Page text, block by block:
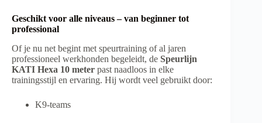
Geschikt voor alle niveaus – van beginner tot
professional
Of je nu net begint met speurtraining of al jaren
professioneel werkhonden begeleidt, de Speurlijn
KATI Hexa 10 meter past naadloos in elke
trainingsstijl en ervaring. Hij wordt veel gebruikt door:
K9-teams